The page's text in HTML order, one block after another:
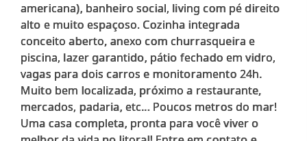
americana), banheiro social, living com pé direito
alto e muito espaçoso. Cozinha integrada
conceito aberto, anexo com churrasqueira e
piscina, lazer garantido, pátio fechado em vidro,
vagas para dois carros e monitoramento 24h.
Muito bem localizada, próximo a restaurante,
mercados, padaria, etc... Poucos metros do mar!
Uma casa completa, pronta para você viver o